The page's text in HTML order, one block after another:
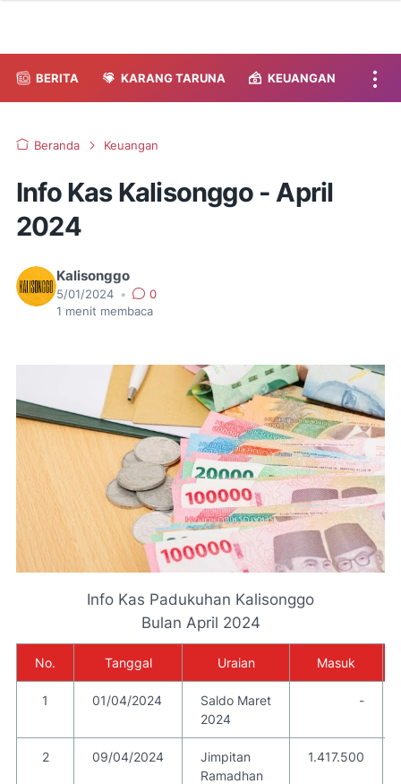
BERITA KARANG TARUNA KEUANGAN
Beranda Keuangan
Info Kas Kalisonggo - April
2024
Kalisonggo
5/01/2024 •
0
1 menit membaca
Info Kas Padukuhan Kalisonggo
Bulan April 2024
No. Tanggal Uraian Masuk
1 01/04/2024
Saldo Maret
2024
-
2 09/04/2024
Jimpitan
Ramadhan
1.417.500